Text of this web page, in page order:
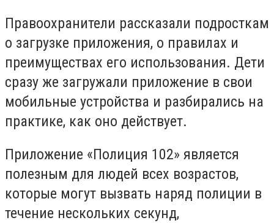
Правоохранители рассказали подросткам
о загрузке приложения, о правилах и
преимуществах его использования. Дети
сразу же загружали приложение в свои
мобильные устройства и разбирались на
практике, как оно действует.
Приложение «Полиция 102» является
полезным для людей всех возрастов,
которые могут вызвать наряд полиции в
течение нескольких секунд,